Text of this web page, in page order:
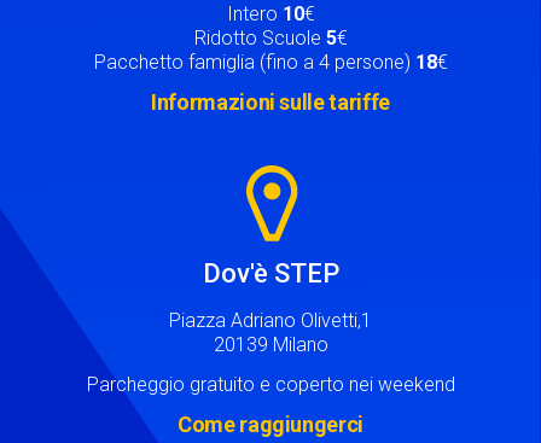
Intero 10€
Ridotto Scuole 5€
Pacchetto famiglia (fino a 4 persone) 18€
Informazioni sulle tariffe
Dov'è STEP
Piazza Adriano Olivetti,1
20139 Milano
Parcheggio gratuito e coperto nei weekend
Come raggiungerci